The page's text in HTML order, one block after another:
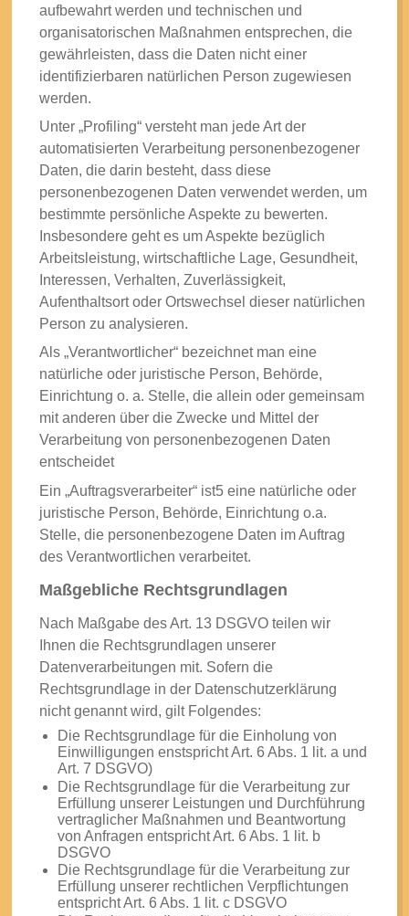
aufbewahrt werden und technischen und
organisatorischen Maßnahmen entsprechen, die
gewährleisten, dass die Daten nicht einer
identifizierbaren natürlichen Person zugewiesen
werden.
Unter „Profiling“ versteht man jede Art der
automatisierten Verarbeitung personenbezogener
Daten, die darin besteht, dass diese
personenbezogenen Daten verwendet werden, um
bestimmte persönliche Aspekte zu bewerten.
Insbesondere geht es um Aspekte bezüglich
Arbeitsleistung, wirtschaftliche Lage, Gesundheit,
Interessen, Verhalten, Zuverlässigkeit,
Aufenthaltsort oder Ortswechsel dieser natürlichen
Person zu analysieren.
Als „Verantwortlicher“ bezeichnet man eine
natürliche oder juristische Person, Behörde,
Einrichtung o. a. Stelle, die allein oder gemeinsam
mit anderen über die Zwecke und Mittel der
Verarbeitung von personenbezogenen Daten
entscheidet
Ein „Auftragsverarbeiter“ ist5 eine natürliche oder
juristische Person, Behörde, Einrichtung o.a.
Stelle, die personenbezogene Daten im Auftrag
des Verantwortlichen verarbeitet.
Maßgebliche Rechtsgrundlagen
Nach Maßgabe des Art. 13 DSGVO teilen wir
Ihnen die Rechtsgrundlagen unserer
Datenverarbeitungen mit. Sofern die
Rechtsgrundlage in der Datenschutzerklärung
nicht genannt wird, gilt Folgendes:
Die Rechtsgrundlage für die Einholung von
Einwilligungen enstspricht Art. 6 Abs. 1 lit. a und
Art. 7 DSGVO)
Die Rechtsgrundlage für die Verarbeitung zur
Erfüllung unserer Leistungen und Durchführung
vertraglicher Maßnahmen und Beantwortung
von Anfragen entspricht Art. 6 Abs. 1 lit. b
DSGVO
Die Rechtsgrundlage für die Verarbeitung zur
Erfüllung unserer rechtlichen Verpflichtungen
entspricht Art. 6 Abs. 1 lit. c DSGVO